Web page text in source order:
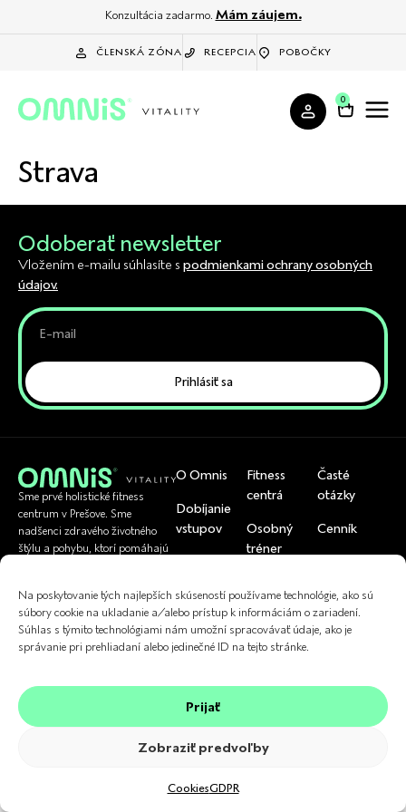
Na poskytovanie tých najlepších skúseností používame technológie, ako sú
súbory cookie na ukladanie a/alebo prístup k informáciám o zariadení.
Súhlas s týmito technológiami nám umožní spracovávať údaje, ako je
správanie pri prehliadaní alebo jedinečné ID na tejto stránke.
Prijať
Zobraziť predvoľby
CookiesGDPR
Konzultácia zadarmo. Mám záujem.
ČLENSKÁ ZÓNA RECEPCIA POBOČKY
0
Strava
Odoberať newsletter
Vložením e-mailu súhlasíte s podmienkami ochrany osobných
údajov.
Prihlásiť sa
Sme prvé holistické fitness
centrum v Prešove. Sme
nadšenci zdravého životného
štýlu a pohybu, ktorí pomáhajú
uplatniť
O Omnis
Dobíjanie
vstupov
Kontakt
Fitness
centrá
Osobný
tréner
Fyzioterapia
Časté
otázky
Cenník
Referencie
2024 © OMNiS Vitality. Všetky práva vyhradené.GDPR